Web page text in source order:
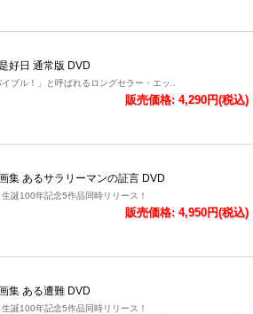
好日 通常版 DVD
イブル！」と呼ばれるロングセラー・エッ..
販売価格: 4,290円(税込)
集 あるサラリーマンの証言 DVD
誕100年記念5作品同時リリース！
販売価格: 4,950円(税込)
集 ある遭難 DVD
誕100年記念5作品同時リリース！